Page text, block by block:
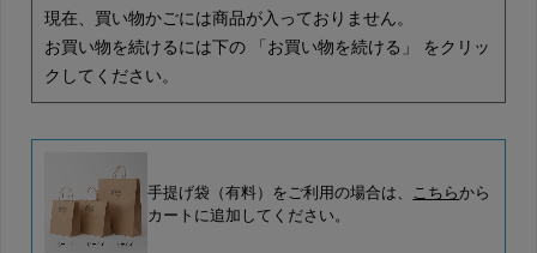
現在、買い物かごには商品が入っておりません。
お買い物を続けるには下の 「お買い物を続ける」 をクリッ
クしてください。
手提げ袋（有料）をご利用の場合は、 こちらから
カートに追加してください。